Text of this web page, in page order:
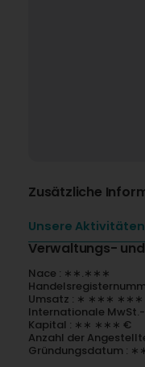
Zusätzliche
Unsere Aktivitäten
Verwaltungs-
Nace : ∗∗.∗∗∗
Umsatz : ∗ ∗∗∗
Internationale
Kapital : ∗∗ ∗∗∗ €
Anzahl der
Gründungsdatum :